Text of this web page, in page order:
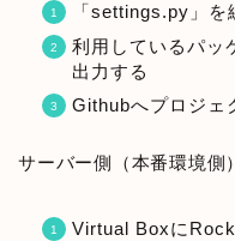
「settings.py」を
利用しているパッ
出力する
Githubへプロジェ
サーバー側（本番環境側
Virtual Boxに